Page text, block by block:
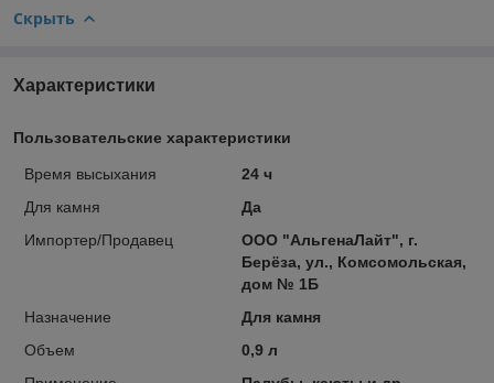
Скрыть
Характеристики
Пользовательские характеристики
Время высыхания
24 ч
Для камня
Да
Импортер/Продавец
ООО "АльгенаЛайт", г.
Берёза, ул., Комсомольская,
дом № 1Б
Назначение
Для камня
Объем
0,9 л